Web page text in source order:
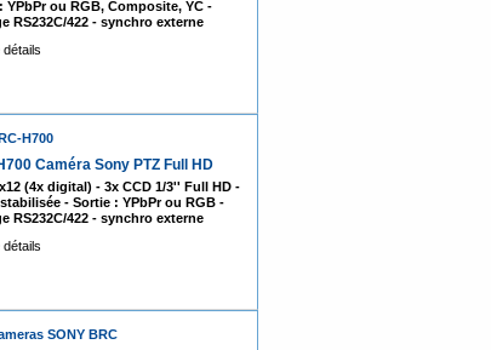
YPbPr ou RGB, Composite, YC -
RS232C/422 - synchro externe
détails
H700
Caméra Sony PTZ Full HD
(4x digital) - 3x CCD 1/3'' Full HD -
- Sortie : YPbPr ou RGB -
RS232C/422 - synchro externe
détails
SONY BRC